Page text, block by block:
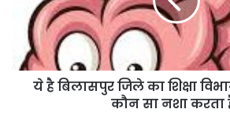
शिक्षा
विभाग
पता
ये है बिलासपुर जिले का शिक्षा
कौन सा नशा करता